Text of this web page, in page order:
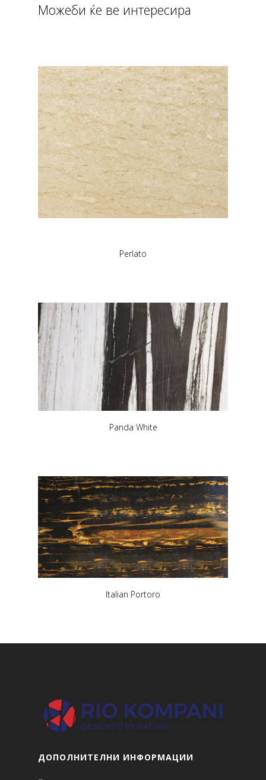
Можеби ќе ве интересира
Perlato
Panda White
Italian Portoro
ДОПОЛНИТЕЛНИ ИНФОРМАЦИИ